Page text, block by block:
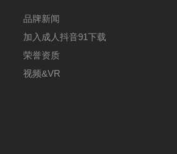
品牌新闻
加入成人抖音91下载
荣誉资质
视频&VR